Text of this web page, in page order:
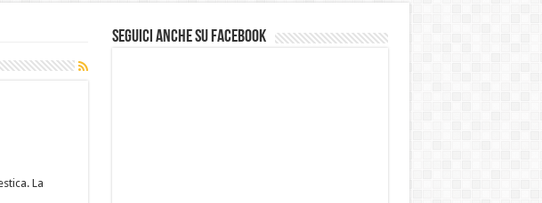
La
Seguici anche su Facebook